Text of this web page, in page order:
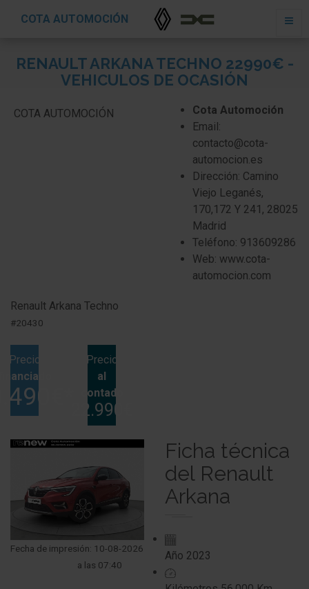
COTA AUTOMOCIÓN
RENAULT ARKANA TECHNO 22990€ -
VEHICULOS DE OCASIÓN
COTA AUTOMOCIÓN
Cota Automoción
Email:
contacto@cota-
automocion.es
Dirección: Camino
Viejo Leganés,
170,172 Y 241, 28025
Madrid
Teléfono: 913609286
Web: www.cota-
automocion.com
Renault Arkana Techno
#20430
Precio
Precio
al
contado
22.990€
Fecha de impresión: 10-08-2026
a las 07:40
Ficha técnica
del Renault
Arkana
Año 2023